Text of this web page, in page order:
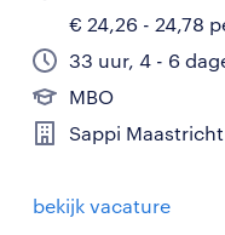
€ 24,26 - 24,78
33 uur, 4 - 6
MBO
Sappi Maastricht
bekijk vacature